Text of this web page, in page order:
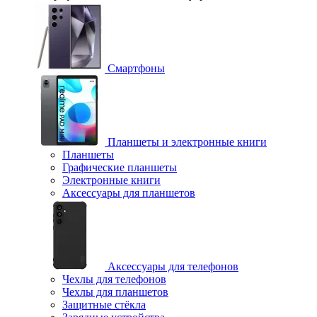
Смартфоны
Планшеты и электронные книги
Планшеты
Графические планшеты
Электронные книги
Аксессуары для планшетов
Аксессуары для телефонов
Чехлы для телефонов
Чехлы для планшетов
Защитные стёкла